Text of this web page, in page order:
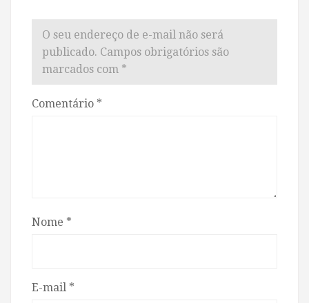
O seu endereço de e-mail não será
publicado. Campos obrigatórios são
marcados com *
Comentário *
Nome *
E-mail *